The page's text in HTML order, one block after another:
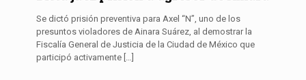
Se dictó prisión preventiva para Axel “N”, uno de los
presuntos violadores de Ainara Suárez, al demostrar la
Fiscalía General de Justicia de la Ciudad de México que
participó activamente […]